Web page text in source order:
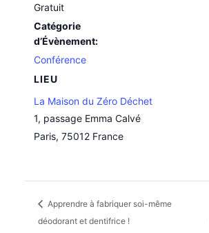
Gratuit
Catégorie
d’Évènement:
Conférence
LIEU
La Maison du Zéro Déchet
1, passage Emma Calvé
Paris, 75012 France
Apprendre à fabriquer soi-même
déodorant et dentifrice !